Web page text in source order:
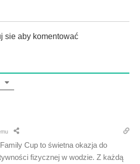
sie aby komentować
Cup to świetna okazja do
fizycznej w wodzie. Z każdą